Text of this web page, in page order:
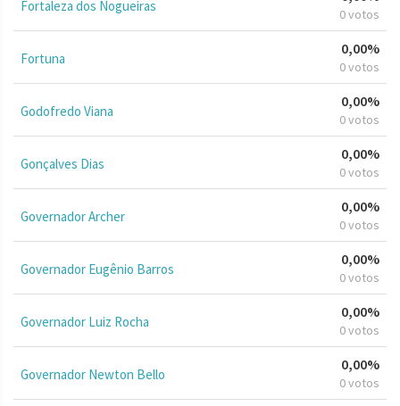
Fortaleza dos Nogueiras 0 votos
Fortuna
0,00%
0 votos
Godofredo Viana
0,00%
0 votos
Gonçalves Dias
0,00%
0 votos
Governador Archer
0,00%
0 votos
Governador Eugênio Barros
0,00%
0 votos
Governador Luiz Rocha
0,00%
0 votos
Governador Newton Bello
0,00%
0 votos